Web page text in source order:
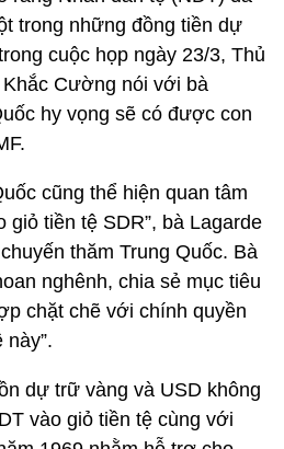
trong những đồng tiền dự
cuộc họp ngày 23/3, Thủ
Cường nói với bà
hy vọng sẽ có được con
cũng thể hiện quan tâm
giỏ tiền tệ SDR”, bà Lagarde
thăm Trung Quốc. Bà
nghênh, chia sẻ mục tiêu
chặt chẽ với chính quyền
này”.
dự trữ vàng và USD không
vào giỏ tiền tệ cùng với